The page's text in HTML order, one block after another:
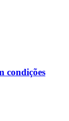
condições